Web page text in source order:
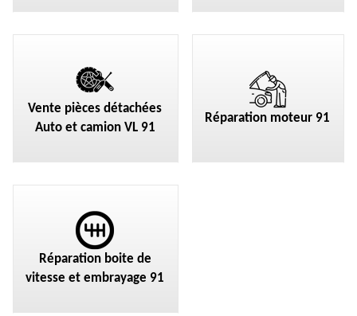
Vente pièces détachées
Auto et camion VL 91
Réparation moteur 91
Réparation boite de
vitesse et embrayage 91